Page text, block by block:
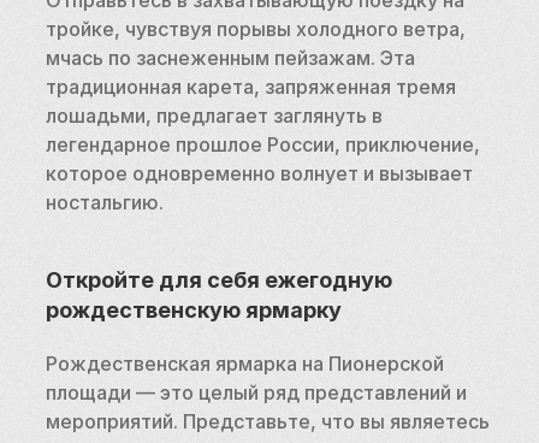
тройке, чувствуя порывы холодного ветра,
мчась по заснеженным пейзажам. Эта
традиционная карета, запряженная тремя
лошадьми, предлагает заглянуть в
легендарное прошлое России, приключение,
которое одновременно волнует и вызывает
ностальгию.
Откройте для себя ежегодную
рождественскую ярмарку
Рождественская ярмарка на Пионерской
площади — это целый ряд представлений и
мероприятий. Представьте, что вы являетесь